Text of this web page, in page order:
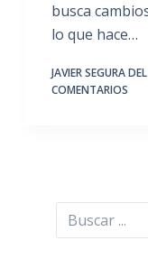
busca
lo que hace…
JAVIER SEGURA
COMENTARIOS
Buscar